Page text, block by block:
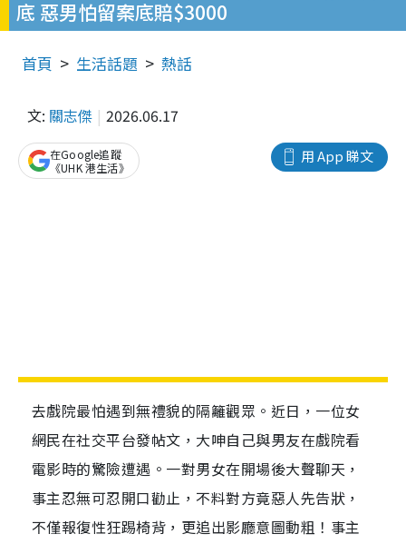
底 惡男怕留案底賠$3000
首頁 生活話題 熱話
文: 關志傑 2026.06.17
用 App 睇文
在Google追蹤
《UHK 港生活》
去戲院最怕遇到無禮貌的隔籬觀眾。近日，一位女
網民在社交平台發帖文，大呻自己與男友在戲院看
電影時的驚險遭遇。一對男女在開場後大聲聊天，
事主忍無可忍開口勸止，不料對方竟惡人先告狀，
不僅報復性狂踢椅背，更追出影廳意圖動粗！事主